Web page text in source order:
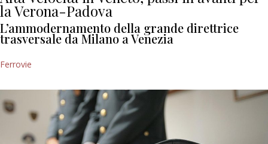
la Verona-Padova
L’ammodernamento della grande direttrice
trasversale da Milano a Venezia
Ferrovie